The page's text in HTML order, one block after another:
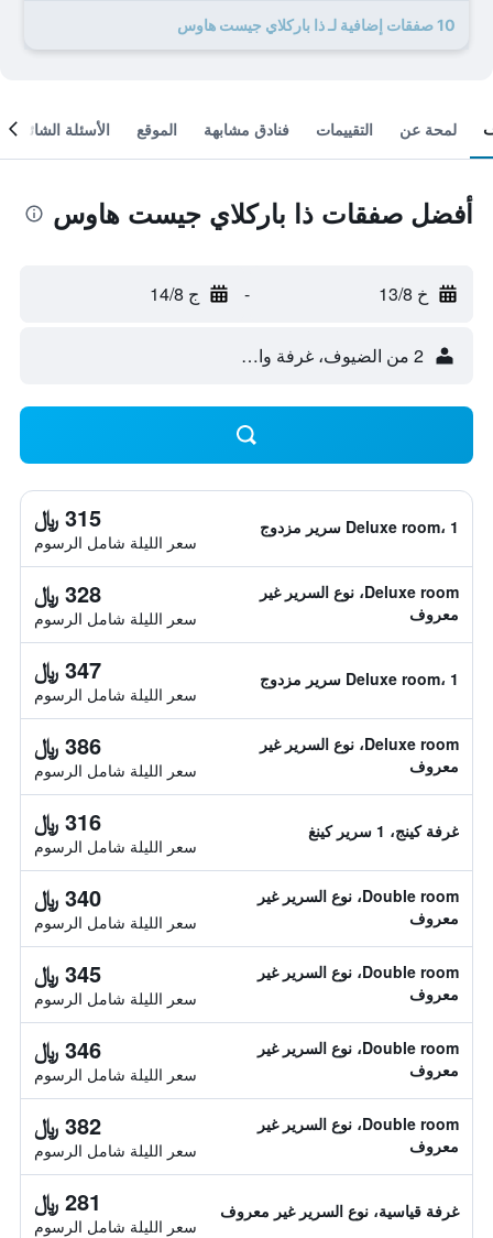
10 صفقات إضافية لـ ذا باركلاي جيست هاوس
لمحة عن التقييمات فنادق مشابهة الموقع الأسئلة الشائعة
أفضل صفقات ذا باركلاي جيست هاوس
خ 13/8 - ج 14/8
2 من الضيوف، غرفة واحدة
Deluxe room، 1 سرير مزدوج 315 ﷼
سعر الليلة شامل الرسوم
Deluxe room، نوع السرير غير
معروف
328 ﷼
سعر الليلة شامل الرسوم
Deluxe room، 1 سرير مزدوج 347 ﷼
سعر الليلة شامل الرسوم
Deluxe room، نوع السرير غير
معروف
386 ﷼
سعر الليلة شامل الرسوم
غرفة كينج، 1 سرير كينغ 316 ﷼
سعر الليلة شامل الرسوم
Double room، نوع السرير غير
معروف
340 ﷼
سعر الليلة شامل الرسوم
Double room، نوع السرير غير
معروف
345 ﷼
سعر الليلة شامل الرسوم
Double room، نوع السرير غير
معروف
346 ﷼
سعر الليلة شامل الرسوم
Double room، نوع السرير غير
معروف
382 ﷼
سعر الليلة شامل الرسوم
غرفة قياسية، نوع السرير غير معروف 281 ﷼
سعر الليلة شامل الرسوم